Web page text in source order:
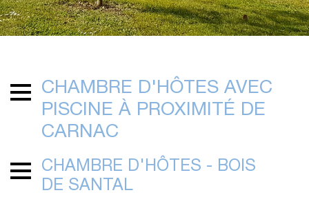
CHAMBRE D'HÔTES AVEC
PISCINE À PROXIMITÉ DE
CARNAC
CHAMBRE D'HÔTES - BOIS
DE SANTAL